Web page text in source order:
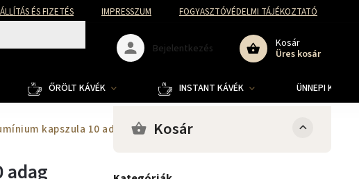
ÉS FIZETÉS IMPRESSZUM FOGYASZTÓVÉDELMI TÁJÉKOZTATÓ
Kosár
Üres kosár
Bejelentkezés
ŐRÖLT KÁVÉK INSTANT KÁVÉK ÜNNEPI
kapszula 10 adag Kosár
adag